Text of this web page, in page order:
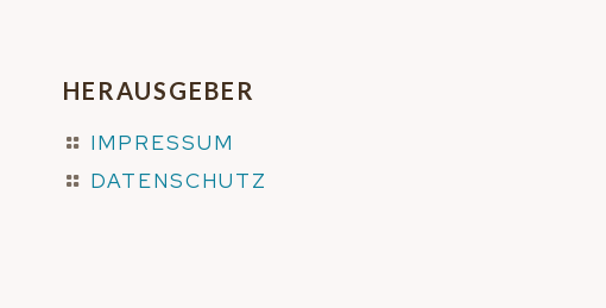
HERAUSGEBER
IMPRESSUM
DATENSCHUTZ